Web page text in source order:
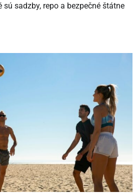
sadzby, repo a bezpečné štátne